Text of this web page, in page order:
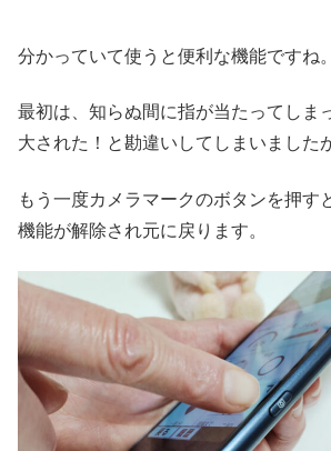
分かっていて使うと便利な機能ですね。
最初は、知らぬ間に指が当たってしま
大された！と勘違いしてしまいました
もう一度カメラマークのボタンを押す
機能が解除され元に戻ります。